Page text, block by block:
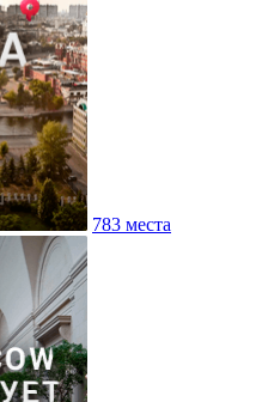
783 места